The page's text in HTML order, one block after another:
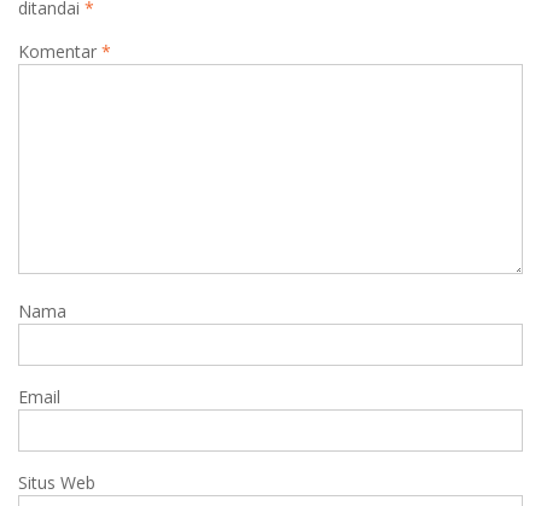
ditandai *
Komentar *
Nama
Email
Situs Web